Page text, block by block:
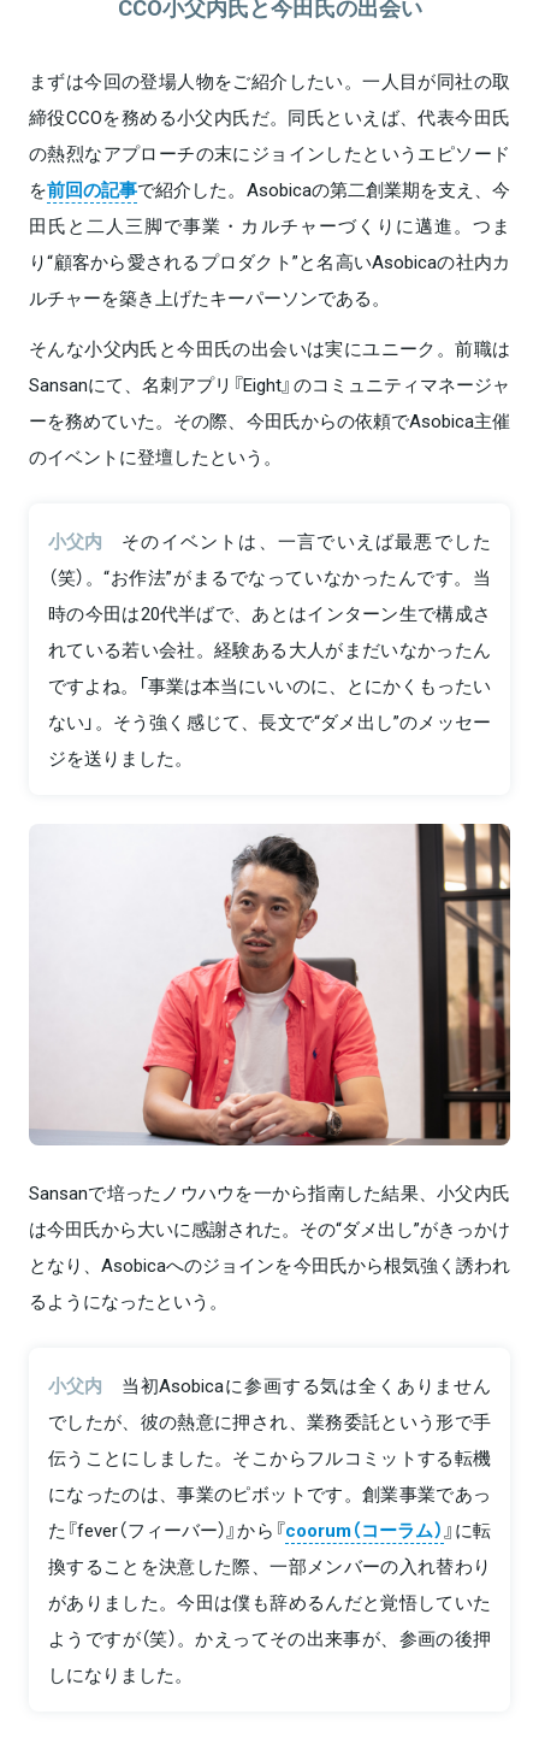
CCO小父内氏と今田氏の出会い
まずは今回の登場人物をご紹介したい。一人目が同社の取
締役CCOを務める小父内氏だ。同氏といえば、代表今田氏
の熱烈なアプローチの末にジョインしたというエピソード
を前回の記事で紹介した。Asobicaの第二創業期を支え、今
田氏と二人三脚で事業・カルチャーづくりに邁進。つま
り“顧客から愛されるプロダクト”と名高いAsobicaの社内カ
ルチャーを築き上げたキーパーソンである。
そんな小父内氏と今田氏の出会いは実にユニーク。前職は
Sansanにて、名刺アプリ『Eight』のコミュニティマネージャ
ーを務めていた。その際、今田氏からの依頼でAsobica主催
のイベントに登壇したという。
小父内
そのイベントは、一言でいえば最悪でした
（笑）。“お作法”がまるでなっていなかったんです。当
時の今田は20代半ばで、あとはインターン生で構成さ
れている若い会社。経験ある大人がまだいなかったん
ですよね。「事業は本当にいいのに、とにかくもったい
ない」。そう強く感じて、長文で“ダメ出し”のメッセー
ジを送りました。
Sansanで培ったノウハウを一から指南した結果、小父内氏
は今田氏から大いに感謝された。その“ダメ出し”がきっかけ
となり、Asobicaへのジョインを今田氏から根気強く誘われ
るようになったという。
小父内
当初Asobicaに参画する気は全くありません
でしたが、彼の熱意に押され、業務委託という形で手
伝うことにしました。そこからフルコミットする転機
になったのは、事業のピボットです。創業事業であっ
た『fever（フィーバー）』から『coorum（コーラム）』に転
換することを決意した際、一部メンバーの入れ替わり
がありました。今田は僕も辞めるんだと覚悟していた
ようですが（笑）。かえってその出来事が、参画の後押
しになりました。